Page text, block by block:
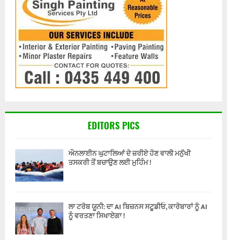
EDITORS PICS
ਔਨਲਾਈਨ ਘੁਟਾਲਿਆਂ ਦੇ ਜ਼ਰੀਏ ਹੋਣ ਵਾਲੀ ਮਨੁੱਖੀ
ਤਸਕਰੀ ਤੋਂ ਬਚਾਉਣ ਲਈ ਮੁਹਿੰਮ !
ਲਾ ਟਰੋਬ ਯੂਨੀ: ਦਾ AI ਬਿਜ਼ਨਸ ਸਟੂਡੀਓ, ਕਾਰੋਬਾਰਾਂ ਨੂੰ AI
ਨੂੰ ਵਰਤਣਾ ਸਿਖਾਏਗਾ !